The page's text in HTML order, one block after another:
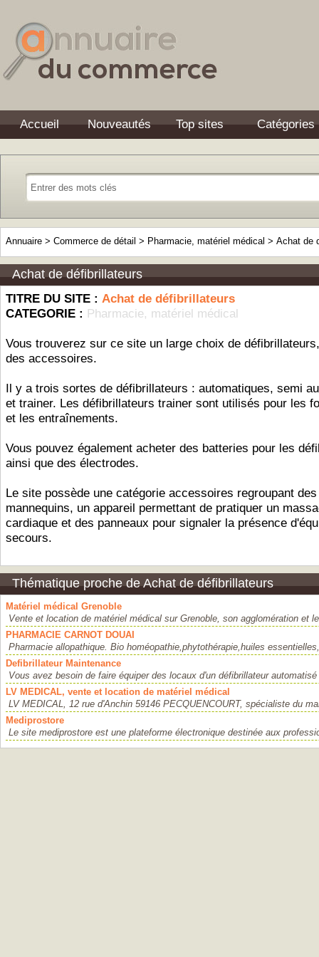
Accueil Nouveautés Top sites Catégories
Annuaire > Commerce de détail > Pharmacie, matériel médical > Achat de
Achat de défibrillateurs
TITRE DU SITE : Achat de défibrillateurs
CATEGORIE : Pharmacie, matériel médical
Vous trouverez sur ce site un large choix de
des accessoires.
Il y a trois sortes de défibrillateurs : automatiques, semi
et trainer. Les défibrillateurs trainer sont utilisés pour les
et les entraînements.
Vous pouvez également acheter des batteries pour les
ainsi que des électrodes.
Le site possède une catégorie accessoires regroupant des
mannequins, un appareil permettant de pratiquer un
cardiaque et des panneaux pour signaler la présence
secours.
Thématique proche de Achat de défibrillateurs
Matériel médical Grenoble
Vente et location de matériel médical sur Grenoble, son agglomération et
PHARMACIE CARNOT DOUAI
Pharmacie allopathique. Bio homéopathie,phytothérapie,huiles
Defibrillateur Maintenance
Vous avez besoin de faire équiper des locaux d'un défibrillateur
LV MEDICAL, vente et location de matériel médical
LV MEDICAL, 12 rue d'Anchin 59146 PECQUENCOURT, spécialiste du
Mediprostore
Le site mediprostore est une plateforme électronique destinée aux